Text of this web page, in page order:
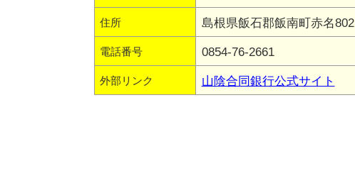
住所 島根県飯石郡飯南町赤名802
電話番号 0854-76-2661
外部リンク 山陰合同銀行公式サイト